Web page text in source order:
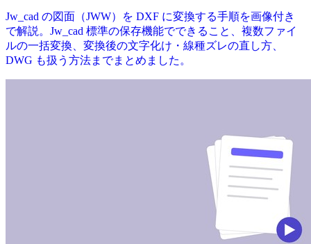
Jw_cad の図面（JWW）を DXF に変換する手順を画像付き
で解説。Jw_cad 標準の保存機能でできること、複数ファイ
ルの一括変換、変換後の文字化け・線種ズレの直し方、
DWG も扱う方法までまとめました。